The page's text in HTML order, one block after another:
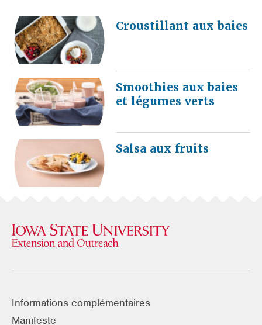
Croustillant aux baies
Smoothies aux baies
et légumes verts
Salsa aux fruits
Informations complémentaires
Manifeste